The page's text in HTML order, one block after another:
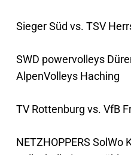
Sieger Süd vs. TSV
SWD powervolleys
AlpenVolleys Haching
TV Rottenburg vs. VfB
NETZHOPPERS SolWo